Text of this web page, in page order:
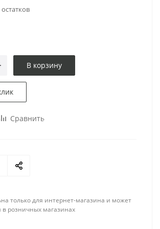
В корзину
Сравнить
только для интернет-магазина и может
в розничных магазинах